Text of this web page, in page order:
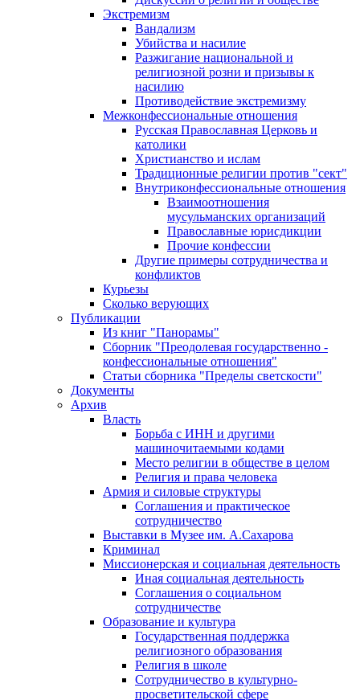
Экстремизм
Вандализм
Убийства и насилие
Разжигание национальной и
религиозной розни и призывы к
насилию
Противодействие экстремизму
Межконфессиональные отношения
Русская Православная Церковь и
католики
Христианство и ислам
Традиционные религии против "сект"
Внутриконфессиональные отношения
Взаимоотношения
мусульманских организаций
Православные юрисдикции
Прочие конфессии
Другие примеры сотрудничества и
конфликтов
Курьезы
Сколько верующих
Публикации
Из книг "Панорамы"
Сборник "Преодолевая государственно -
конфессиональные отношения"
Статьи сборника "Пределы светскости"
Документы
Архив
Власть
Борьба с ИНН и другими
машиночитаемыми кодами
Место религии в обществе в целом
Религия и права человека
Армия и силовые структуры
Соглашения и практическое
сотрудничество
Выставки в Музее им. А.Сахарова
Криминал
Миссионерская и социальная деятельность
Иная социальная деятельность
Соглашения о социальном
сотрудничестве
Образование и культура
Государственная поддержка
религиозного образования
Религия в школе
Сотрудничество в культурно-
просветительской сфере